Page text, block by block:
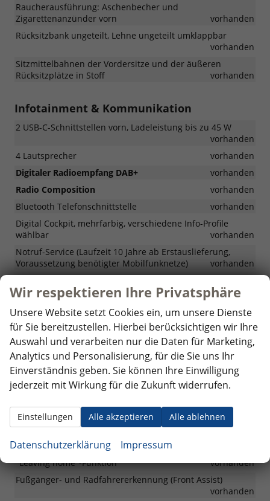
Raucherausführung: Aschenbecher und
Zigarettenanzünder vorn
vorhanden
Rücksitzbank ungeteilt, Lehne ungeteilt umklappbar
vorhanden
Sitzmittelbahnen der Vordersitze und der äußeren
Rücksitzplätze in Stoff
vorhanden
Infotainment & Kommunikation
2 USB-C-Schnittstellen vorn, Ladeleistung bis zu 45 W
vorhanden
4 Lautsprecher
vorhanden
Digitaler Radioempfang DAB+
vorhanden
Radio Composition
vorhanden
Bluetooth Telefonschnittstelle
vorhanden
Digital Cockpit, mehrfarbig, verschiedene Info-Profile
wählbar
vorhanden
Notruf-Service (Laufzeit 10 Jahre ab Erstauslieferung,
Voraussetzung benötigter Mobilfunknetze)
vorhanden
"VW Connect Plus"
vorhanden
Sicherheit & Assistenz
Einparkhilfe - Warnsignale bei Hindernissen im
Heckbereich
vorhanden
Geschwindigkeitsbegrenzer
vorhanden
Ablenkungs- und Müdigkeitserkennung
vorhanden
Airbag für Fahrer und Beifahrer, mit Beifahrerairbag-
Deaktivierung
vorhanden
Fahrlichtschaltung automatisch, mit "Coming home"- und
"Leaving home"-Funktion
vorhanden
Fußgänger- und Radfahrererkennung (Front Assist)
vorhanden
Wir respektieren Ihre Privatsphäre
Unsere Website setzt Cookies ein, um unsere Dienste
für Sie bereitzustellen. Hierbei berücksichtigen wir Ihre
Auswahl und verarbeiten nur die Daten für Marketing,
Analytics und Personalisierung, für die Sie uns Ihr
Einverständnis geben. Sie können Ihre Einwilligung
jederzeit mit Wirkung für die Zukunft widerrufen.
Alle akzeptieren Alle ablehnen
Einstellungen
Datenschutzerklärung Impressum